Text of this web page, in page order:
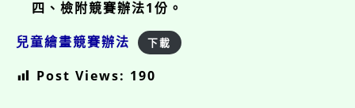
四、檢附競賽辦法1份。
兒童繪畫競賽辦法
下載
Post Views: 190